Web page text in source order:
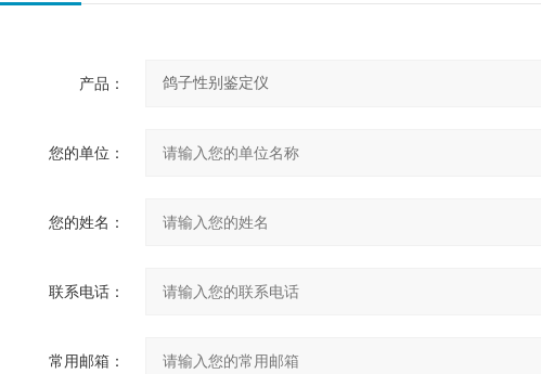
产品：
您的单位：
您的姓名：
联系电话：
常用邮箱：